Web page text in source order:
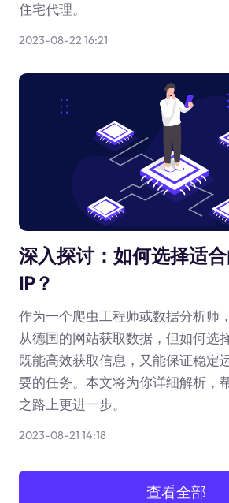
住宅代理。
2023-08-22 16:21
深入探讨：如何选择适
IP？
作为一个爬虫工程师或数据分析师
从德国的网站获取数据，但如何选
既能高效获取信息，又能保证稳定
要的任务。本文将为你详细解析，
之路上更进一步。
2023-08-21 14:18
查看全部